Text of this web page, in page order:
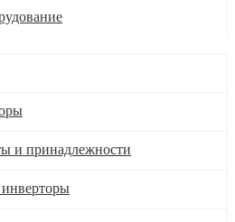
и принадлежности